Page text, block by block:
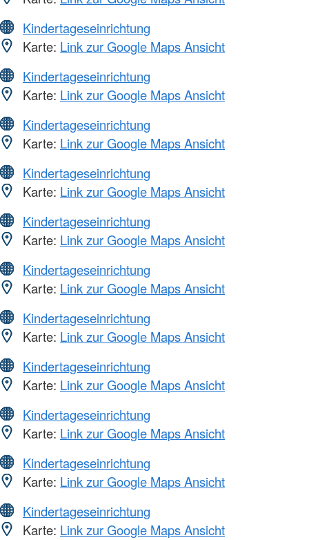
Kindertageseinrichtung
Karte: Link zur Google Maps Ansicht
Kindertageseinrichtung
Karte: Link zur Google Maps Ansicht
Kindertageseinrichtung
Karte: Link zur Google Maps Ansicht
Kindertageseinrichtung
Karte: Link zur Google Maps Ansicht
Kindertageseinrichtung
Karte: Link zur Google Maps Ansicht
Kindertageseinrichtung
Karte: Link zur Google Maps Ansicht
Kindertageseinrichtung
Karte: Link zur Google Maps Ansicht
Kindertageseinrichtung
Karte: Link zur Google Maps Ansicht
Kindertageseinrichtung
Karte: Link zur Google Maps Ansicht
Kindertageseinrichtung
Karte: Link zur Google Maps Ansicht
Kindertageseinrichtung
Karte: Link zur Google Maps Ansicht